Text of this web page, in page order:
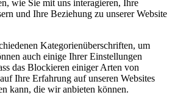
wie Sie mit uns interagieren, Ihre
und Ihre Beziehung zu unserer Website
Kategorienüberschriften, um
auch einige Ihrer Einstellungen
das Blockieren einiger Arten von
Ihre Erfahrung auf unseren Websites
kann, die wir anbieten können.